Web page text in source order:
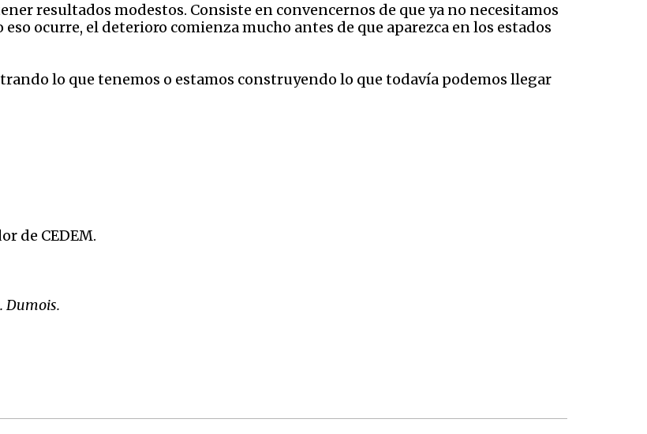
resultados modestos. Consiste en convencernos de que ya no necesitamos
ocurre, el deterioro comienza mucho antes de que aparezca en los estados
lo que tenemos o estamos construyendo lo que todavía podemos llegar
de CEDEM.
Dumois.